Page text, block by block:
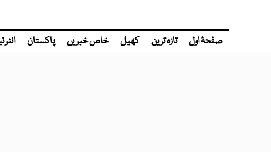
صفحۂ اول تازہ ترین کھیل خاص خبریں پاکستان